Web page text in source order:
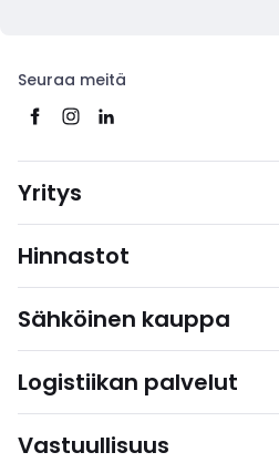
Seuraa meitä
Yritys
Hinnastot
Sähköinen kauppa
Logistiikan palvelut
Vastuullisuus